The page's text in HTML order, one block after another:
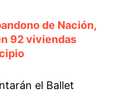
de Nación,
92 viviendas
el Ballet